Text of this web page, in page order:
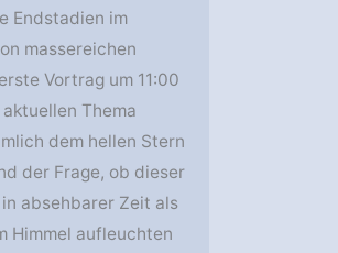
Endstadien im
massereichen
Vortrag um 11:00
Thema
dem hellen Stern
der Frage, ob dieser
absehbarer Zeit als
Himmel aufleuchten